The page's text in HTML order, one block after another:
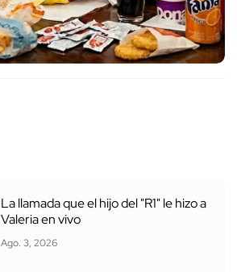
La llamada que el hijo del "R1" le hizo a
Valeria en vivo
Ago. 3, 2026